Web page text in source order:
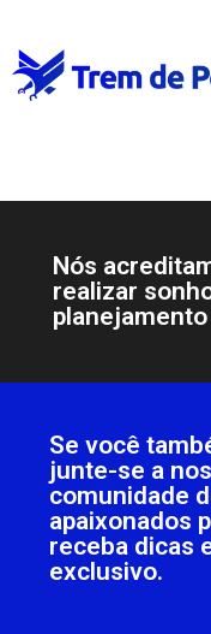
Nós
realizar
Se você
junte-se a
comunidade
apaixonados
receba dicas
exclusivo.